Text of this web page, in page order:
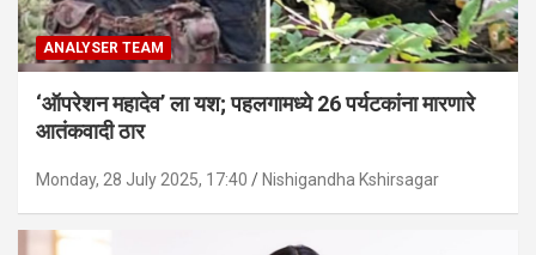
ANALYSER TEAM
‘ऑपरेशन महादेव’ ला यश; पहलगामध्ये 26 पर्यटकांना मारणारे
आतंकवादी ठार
Monday, 28 July 2025, 17:40 Nishigandha Kshirsagar